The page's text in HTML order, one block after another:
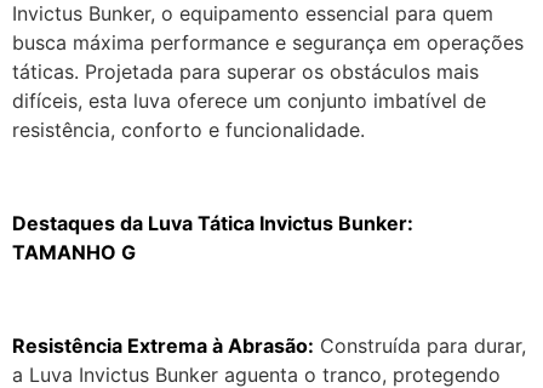
Invictus Bunker, o equipamento essencial para quem
busca máxima performance e segurança em operações
táticas. Projetada para superar os obstáculos mais
difíceis, esta luva oferece um conjunto imbatível de
resistência, conforto e funcionalidade.
Destaques da Luva Tática Invictus Bunker:
TAMANHO G
Resistência Extrema à Abrasão: Construída para durar,
a Luva Invictus Bunker aguenta o tranco, protegendo